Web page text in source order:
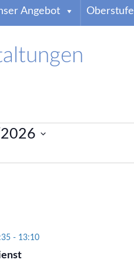
Angebot
- 13:10